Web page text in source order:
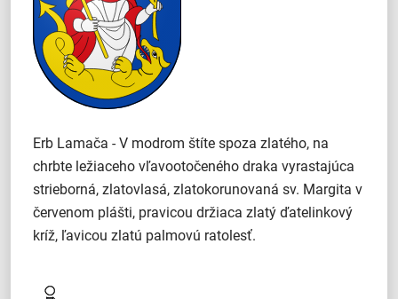
Erb Lamača - V modrom štíte spoza zlatého, na
chrbte ležiaceho vľavootočeného draka vyrastajúca
strieborná, zlatovlasá, zlatokorunovaná sv. Margita v
červenom plášti, pravicou držiaca zlatý ďatelinkový
kríž, ľavicou zlatú palmovú ratolesť.